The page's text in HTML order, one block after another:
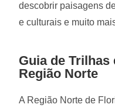
descobrir paisagens
e culturais e muito
Guia de
Região Norte
A Região Norte de